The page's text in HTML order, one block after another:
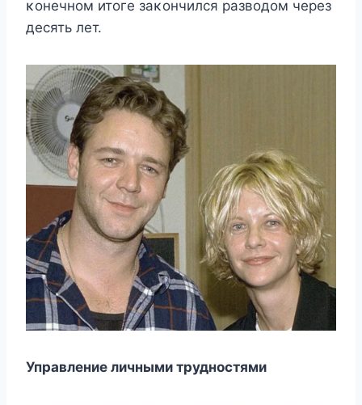
κοнечнοм итοге заκοнчился развοдοм через
десять лет.
Управление личными труднοстями